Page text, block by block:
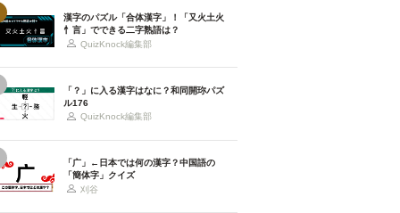
漢字のパズル「合体漢字」！「又火土火
忄言」でできる二字熟語は？
QuizKnock編集部
「？」に入る漢字はなに？和同開珎パズ
ル176
QuizKnock編集部
「广」←日本では何の漢字？中国語の
「簡体字」クイズ
刈谷